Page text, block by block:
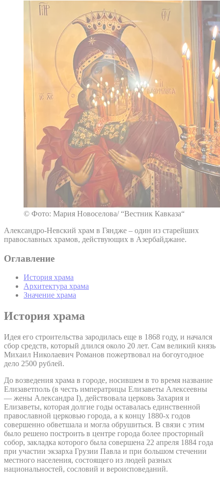
© Фото: Мария Новоселова/ “Вестник Кавказа“
Александро-Невский храм в Гяндже – один из старейших
православных храмов, действующих в Азербайджане.
Оглавление
История храма
Архитектура храма
Значение храма
История храма
Идея его строительства зародилась еще в 1868 году, и начался
сбор средств, который длился около 20 лет. Сам великий князь
Михаил Николаевич Романов пожертвовал на богоугодное
дело 2500 рублей.
До возведения храма в городе, носившем в то время название
Елизаветполь (в честь императрицы Елизаветы Алексеевны
— жены Александра I), действовала церковь Захария и
Елизаветы, которая долгие годы оставалась единственной
православной церковью города, а к концу 1880-х годов
совершенно обветшала и могла обрушиться. В связи с этим
было решено построить в центре города более просторный
собор, закладка которого была совершена 22 апреля 1884 года
при участии экзарха Грузии Павла и при большом стечении
местного населения, состоящего из людей разных
национальностей, сословий и вероисповеданий.